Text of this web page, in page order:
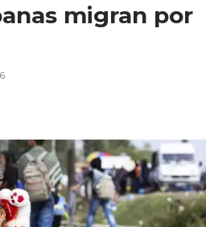
migran por